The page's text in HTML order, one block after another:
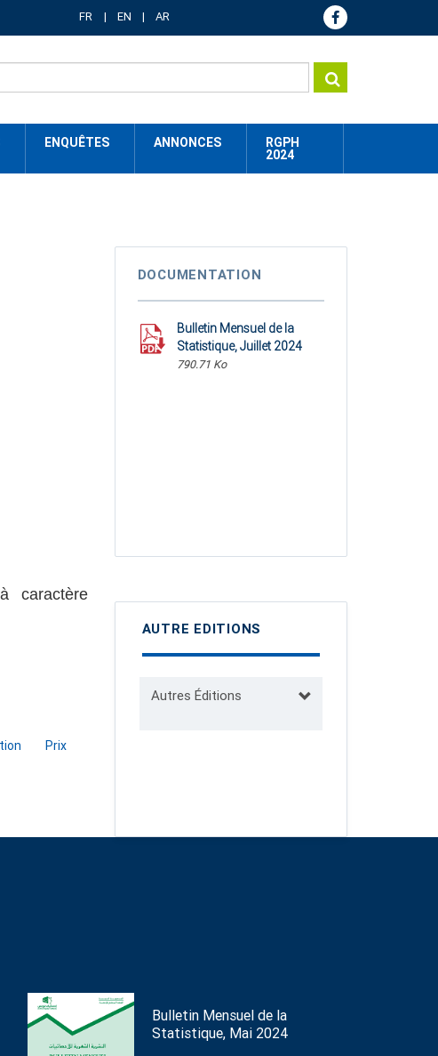
FR EN AR
ENQUÊTES ANNONCES
RGPH
2024
caractère
Prix
DOCUMENTATION
Bulletin Mensuel de la
Statistique, Juillet 2024
790.71 Ko
AUTRE EDITIONS
Autres Éditions
Bulletin Mensuel de la
Statistique, Mai 2024